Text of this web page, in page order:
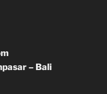
– Bali